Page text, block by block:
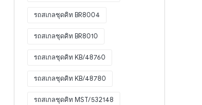
รถสเกลชุดคิท BR8004
รถสเกลชุดคิท BR8010
รถสเกลชุดคิท KB/48760
รถสเกลชุดคิท KB/48780
รถสเกลชุดคิท MST/532148